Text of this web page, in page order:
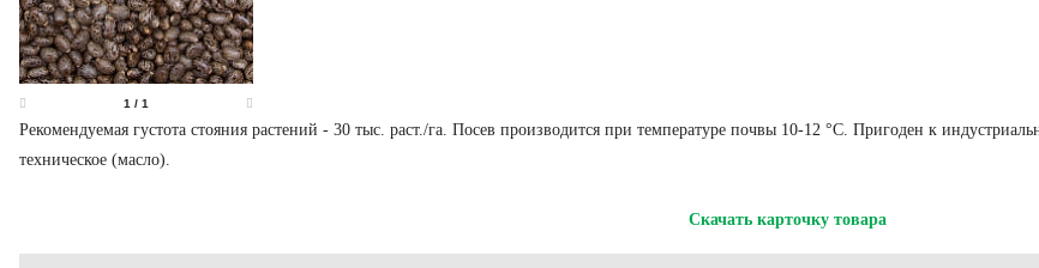
1 / 1
Рекомендуемая густота стояния растений - 30 тыс. раст./га. Посев производится при температуре почвы 10-12 °С. Пригоден к
техническое (масло).
Скачать карточку товара